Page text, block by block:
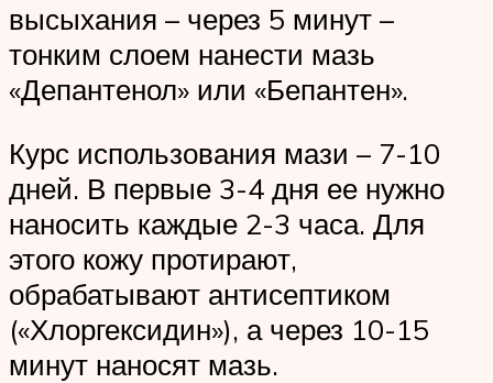
высыхания – через 5 минут –
тонким слоем нанести мазь
«Депантенол» или «Бепантен».
Курс использования мази – 7-10
дней. В первые 3-4 дня ее нужно
наносить каждые 2-3 часа. Для
этого кожу протирают,
обрабатывают антисептиком
(«Хлоргексидин»), а через 10-15
минут наносят мазь.